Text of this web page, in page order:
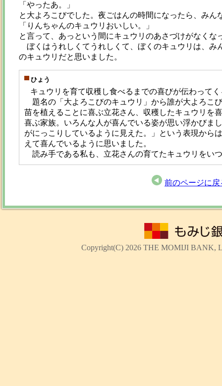
「やったあ。」
と大よろこびでした。夜ごはんの時間になったら、みん
「りんちゃんのキュウリおいしい。」
と言って、あっという間にキュウリのあさづけがなくな
ぼくはうれしくてうれしくて、ぼくのキュウリは、み
のキュウリだと思いました。
ひょう
キュウリを育て収穫し食べるまでの喜びが伝わって
題名の「大よろこびのキュウリ」から誰が大よろこ
苗を植えることに喜ぶ立花さん、収穫したキュウリを
喜ぶ家族。いろんな人が喜んでいる姿が思い浮かびま
がにっこりしているように見えた。」という表現から
えて喜んでいるように思いました。
読み手である私も、立花さんの育てたキュウリをい
前のページに戻
Copyright(C) 2026 THE MOMIJI BANK,